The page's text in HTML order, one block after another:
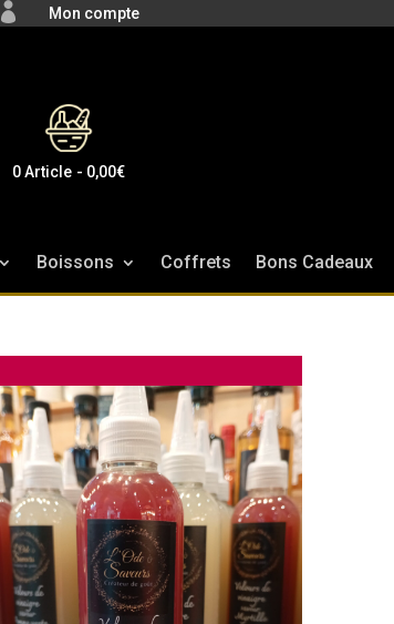
 Mon compte
0 Article 0,00€
Boissons Coffrets Bons Cadeaux